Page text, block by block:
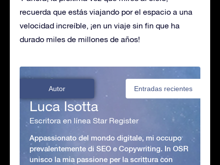
recuerda que estás viajando por el espacio a una
velocidad increíble, ¡en un viaje sin fin que ha
durado miles de millones de años!
Autor Entradas recientes
Luca Isotta
Escritora en línea Star Register
Appassionato del mondo digitale, mi occupo
prevalentemente di SEO e Copywriting. In OSR
unisco la mia passione per la scrittura con